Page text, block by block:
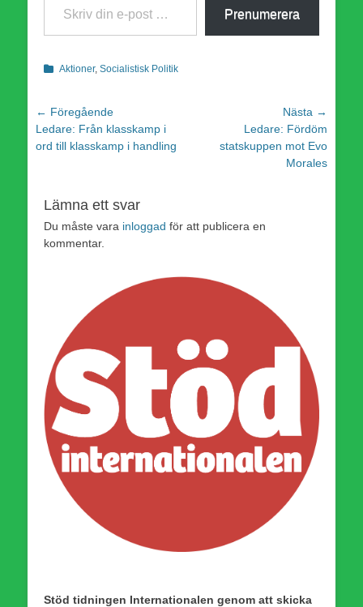
Prenumerera
Kategorier
Aktioner, Socialistisk Politik
Inläggsnavigering
← Föregående
Föregående
inlägg:
Ledare: Från klasskamp i
ord till klasskamp i handling
Nästa →
Ledare: Fördöm
statskuppen mot Evo
Morales
Lämna ett svar
Du måste vara inloggad för att publicera en
kommentar.
Stöd tidningen Internationalen genom att skicka